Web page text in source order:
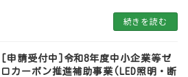
続きを読む
[申請受付中]令和8年度中小企業等ゼ
ロカーボン推進補助事業(LED照明・断